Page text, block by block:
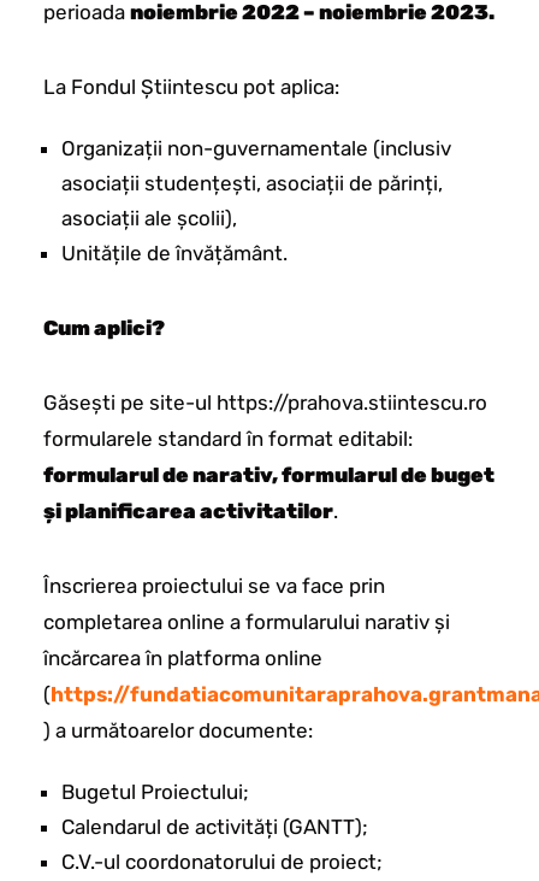
perioada noiembrie 2022 – noiembrie 2023.
La Fondul Știintescu pot aplica:
Organizații non-guvernamentale (inclusiv
asociații studențești, asociații de părinți,
asociații ale școlii),
Unitățile de învățământ.
Cum aplici?
Găsești pe site-ul https://prahova.stiintescu.ro
formularele standard în format editabil:
formularul de narativ, formularul de buget
și planificarea activitatilor.
Înscrierea proiectului se va face prin
completarea online a formularului narativ și
încărcarea în platforma online
(https://
) a următoarelor documente:
Bugetul Proiectului;
Calendarul de activități (GANTT);
C.V.-ul coordonatorului de proiect;